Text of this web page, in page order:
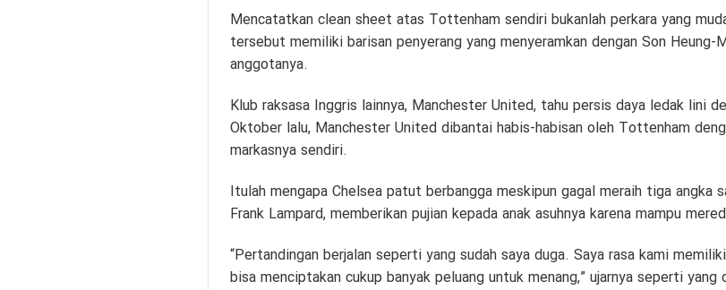
Mencatatkan clean sheet atas Tottenham sendiri bukanlah perkara yang
tersebut memiliki barisan penyerang yang menyeramkan dengan Son Heung-
anggotanya.
Klub raksasa Inggris lainnya, Manchester United, tahu persis daya ledak lini
Oktober lalu, Manchester United dibantai habis-habisan oleh Tottenham
markasnya sendiri.
Itulah mengapa Chelsea patut berbangga meskipun gagal meraih tiga
Frank Lampard, memberikan pujian kepada anak asuhnya karena mampu
“Pertandingan berjalan seperti yang sudah saya duga. Saya rasa kami
bisa menciptakan cukup banyak peluang untuk menang,” ujarnya seperti